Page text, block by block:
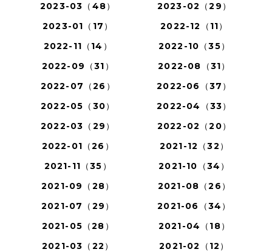
2023-03（48）
2023-02（29）
2023-01（17）
2022-12（11）
2022-11（14）
2022-10（35）
2022-09（31）
2022-08（31）
2022-07（26）
2022-06（37）
2022-05（30）
2022-04（33）
2022-03（29）
2022-02（20）
2022-01（26）
2021-12（32）
2021-11（35）
2021-10（34）
2021-09（28）
2021-08（26）
2021-07（29）
2021-06（34）
2021-05（28）
2021-04（18）
2021-03（22）
2021-02（12）